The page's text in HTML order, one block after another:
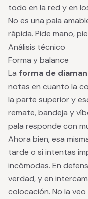
todo en la red y en
No es una pala
rápida. Pide mano,
Análisis técnico
Forma y balance
La forma de
notas en cuanto la
la parte superior y
remate, bandeja y
pala responde con
Ahora bien, esa
tarde o si intentas
incómodas. En
verdad, y en
colocación. No la